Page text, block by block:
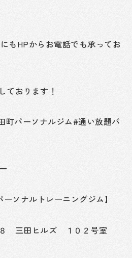
もHPからお電話でも承ってお
ております！
町パーソナルジム#通い放題パ
ソナルトレーニングジム】
８ 三田ヒルズ １０２号室